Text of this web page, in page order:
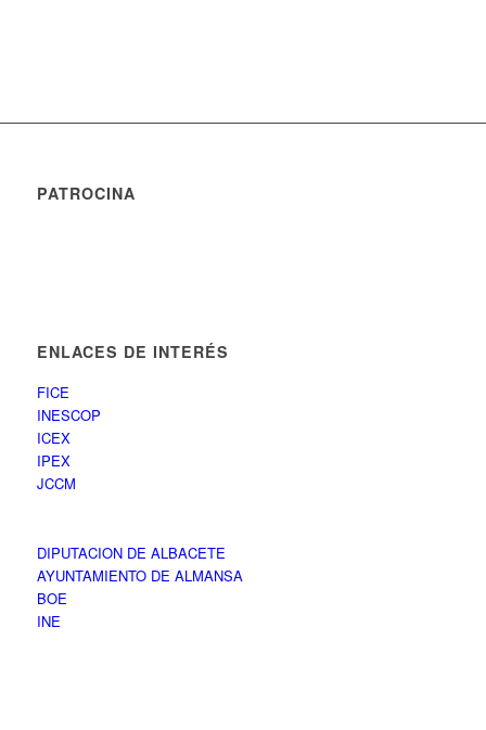
PATROCINA
ENLACES DE INTERÉS
FICE
INESCOP
ICEX
IPEX
JCCM
DIPUTACION DE ALBACETE
AYUNTAMIENTO DE ALMANSA
BOE
INE